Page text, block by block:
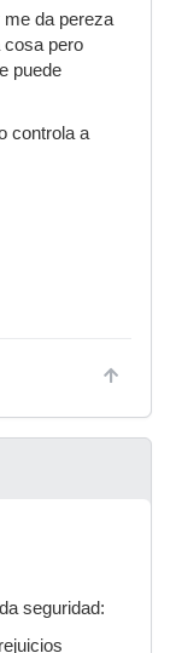
me da pereza
cosa pero
puede
controla a
seguridad: